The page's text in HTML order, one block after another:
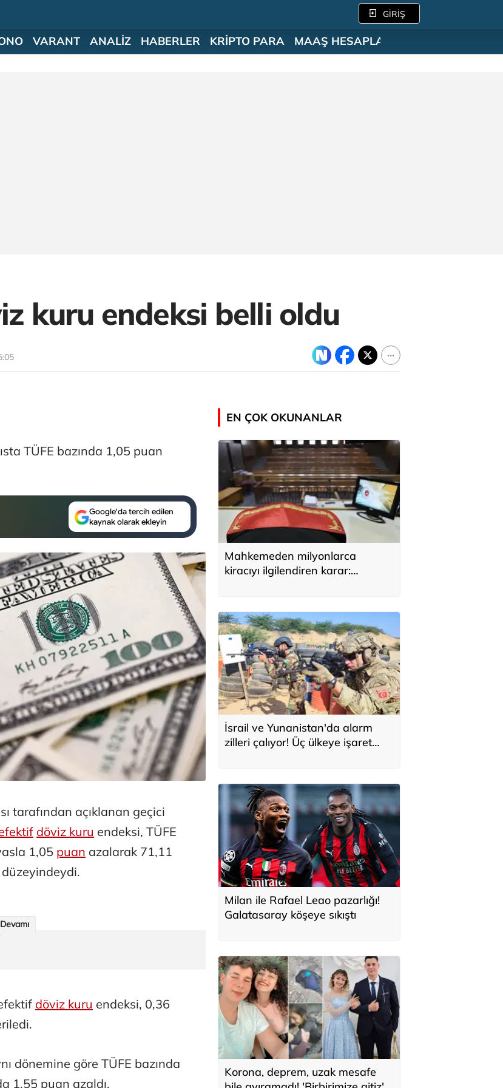
GİRİŞ
VARANT ANALİZ HABERLER KRİPTO PARA MAAŞ HESAPLAMA
kuru endeksi belli oldu
TÜFE bazında 1,05 puan
Google'da tercih edilen
kaynak olarak ekleyin
tarafından açıklanan geçici
döviz kuru endeksi, TÜFE
1,05 puan azalarak 71,11
döviz kuru endeksi, 0,36
dönemine göre TÜFE bazında
1,55 puan azaldı.
EN ÇOK OKUNANLAR
Mahkemeden milyonlarca
kiracıyı ilgilendiren karar:
İsrail ve Yunanistan'da alarm
zilleri çalıyor! Üç ülkeye işaret
Milan ile Rafael Leao pazarlığı!
Galatasaray köşeye sıkıştı
Korona, deprem, uzak mesafe